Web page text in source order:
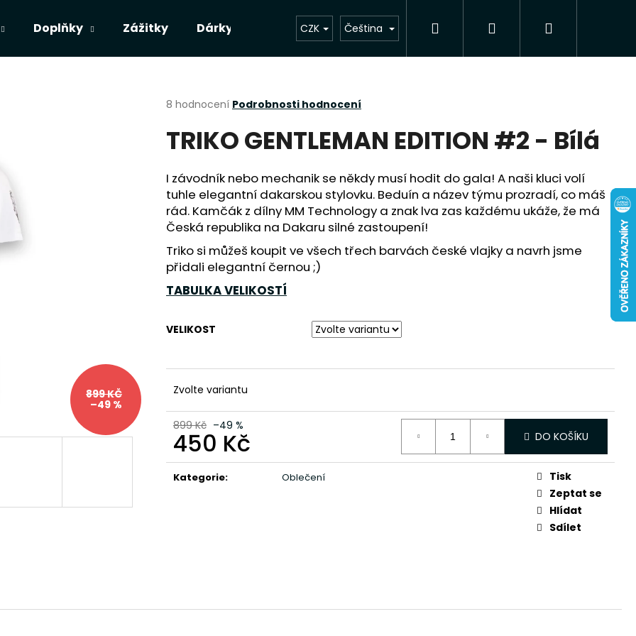
Doplňky Zážitky Dárky KolekceCZK Čeština Hledat PřihlášeníNákupní
Průměrné
produktu
z
5
hvězdiček.
8 hodnocení Podrobnosti hodnocení
TRIKO GENTLEMAN EDITION #2 - Bílá
I závodník nebo mechanik se někdy musí hodit do gala! A naši kluci volí
tuhle elegantní dakarskou stylovku. Beduín a název týmu prozradí, co máš
rád. Kamčák z dílny MM Technology a znak lva zas každému ukáže, že má
Česká republika na Dakaru silné zastoupení!
Triko si můžeš koupit ve všech třech barvách české vlajky a navrh jsme
přidali elegantní černou ;)
TABULKA VELIKOSTÍ
VELIKOST
Zvolte variantu
899 Kč –49 %
450 Kč
Měrná
cena:
DO KOŠÍKU
Kategorie: Oblečení
Tisk
Zeptat se
Hlídat
Sdílet
899 KČ
–49 %
HLEDAT